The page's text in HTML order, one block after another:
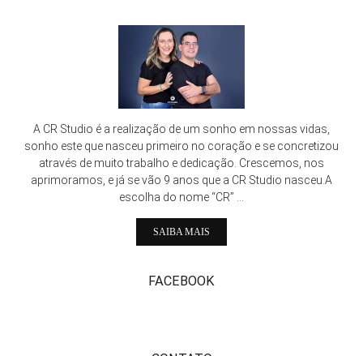
A CR Studio é a realização de um sonho em nossas vidas,
sonho este que nasceu primeiro no coração e se concretizou
através de muito trabalho e dedicação. Crescemos, nos
aprimoramos, e já se vão 9 anos que a CR Studio nasceu.A
escolha do nome “CR” ...
SAIBA MAIS
FACEBOOK